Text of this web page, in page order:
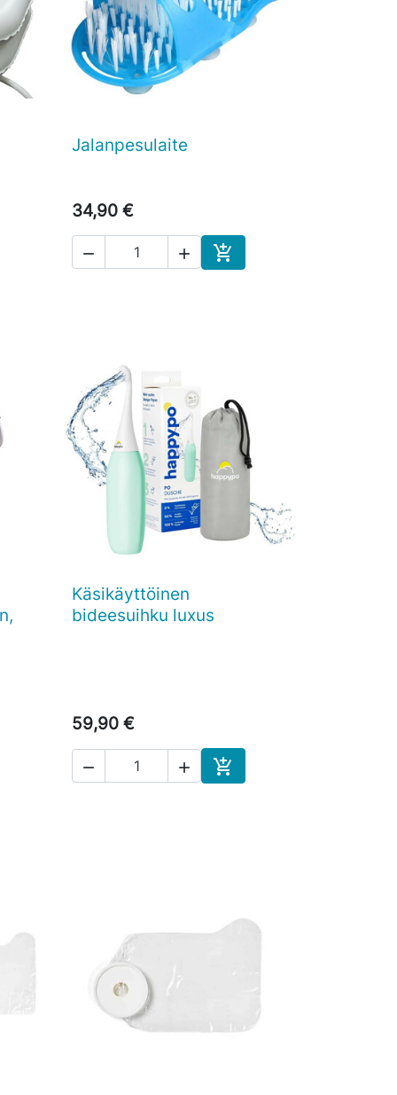
 Pikakatselu
Jalanpesulaite
34,90 €
  
Ostoskoriin
 Pikakatselu
Käsikäyttöinen
bideesuihku luxus
59,90 €
  
Ostoskoriin